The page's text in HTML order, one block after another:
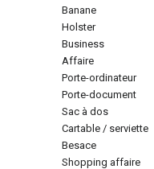
banane
holster
business
affaire
porte-ordinateur
porte-document
sac à dos
cartable / serviette
besace
shopping affaire